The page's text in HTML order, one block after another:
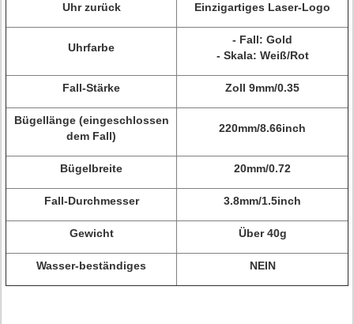
Uhr zurück Einzigartiges Laser-Logo
Uhrfarbe
- Fall: Gold
- Skala: Weiß/Rot
Fall-Stärke Zoll 9mm/0.35
Bügellänge (eingeschlossen
dem Fall)
220mm/8.66inch
Bügelbreite 20mm/0.72
Fall-Durchmesser 3.8mm/1.5inch
Gewicht Über 40g
Wasser-beständiges NEIN